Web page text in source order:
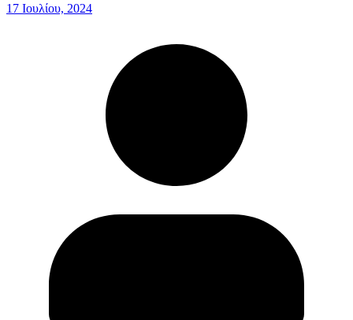
17 Ιουλίου, 2024